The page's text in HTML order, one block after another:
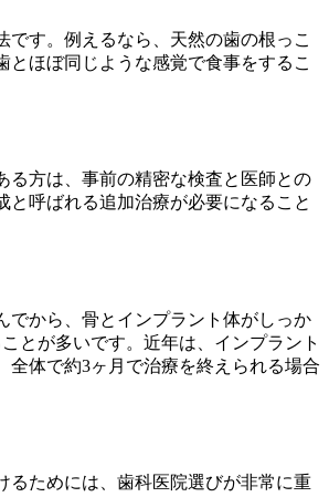
す。例えるなら、天然の歯の根っこ
ほぼ同じような感覚で食事をするこ
る方は、事前の精密な検査と医師との
呼ばれる追加治療が必要になること
でから、骨とインプラント体がしっか
とが多いです。 近年は、インプラント
体で約3ヶ月で治療を終えられる場合
るためには、歯科医院選びが非常に重